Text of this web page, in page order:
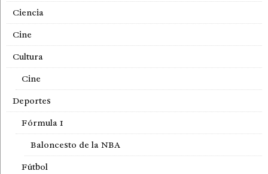
Ciencia
Cine
Cultura
Cine
Deportes
Fórmula 1
Baloncesto de la NBA
Fútbol